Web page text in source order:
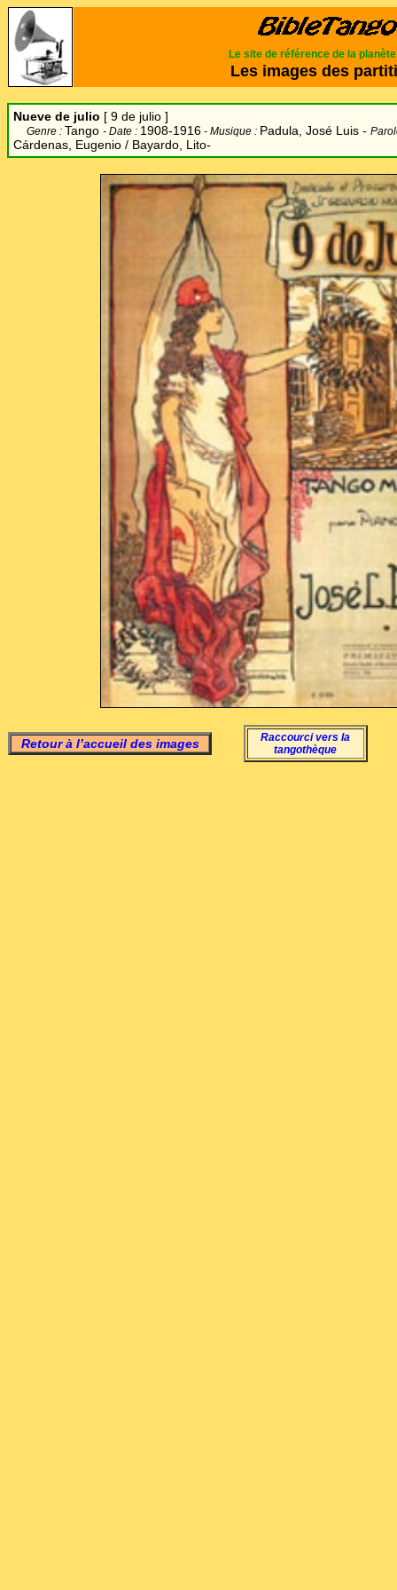
Le site de référence de la planète
Les images des
Nueve de julio [ 9 de julio ]
Genre : Tango - Date : 1908-1916 - Musique : Padula, José Luis -
Cárdenas, Eugenio / Bayardo, Lito-
Retour à l’accueil des images
Raccourci vers la
tangothèque